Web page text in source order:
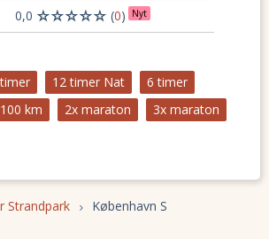
0,0 (0) Nyt
12 timer Nat
6 timer
100 km 2x maraton
3x maraton
Strandpark København S